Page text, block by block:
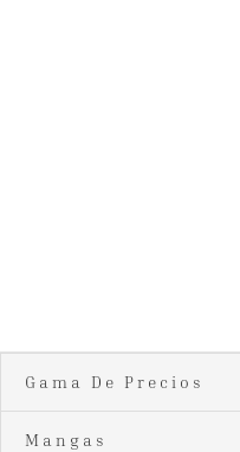
Gama De Precios
Mangas